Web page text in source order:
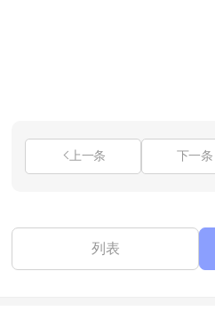
上一条 下一条
列表